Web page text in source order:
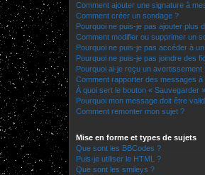
Comment ajouter une signature à
Comment créer un sondage ?
Pourquoi ne puis-je pas ajouter plus
Comment modifier ou supprimer un
Pourquoi ne puis-je pas accéder à
Pourquoi ne puis-je pas joindre des
Pourquoi ai-je reçu un avertissement
Comment rapporter des messages à
À quoi sert le bouton « Sauvegarder
Pourquoi mon message doit être
Comment remonter mon sujet ?
Mise en forme et types de sujets
Que sont les BBCodes ?
Puis-je utiliser le HTML ?
Que sont les smileys ?